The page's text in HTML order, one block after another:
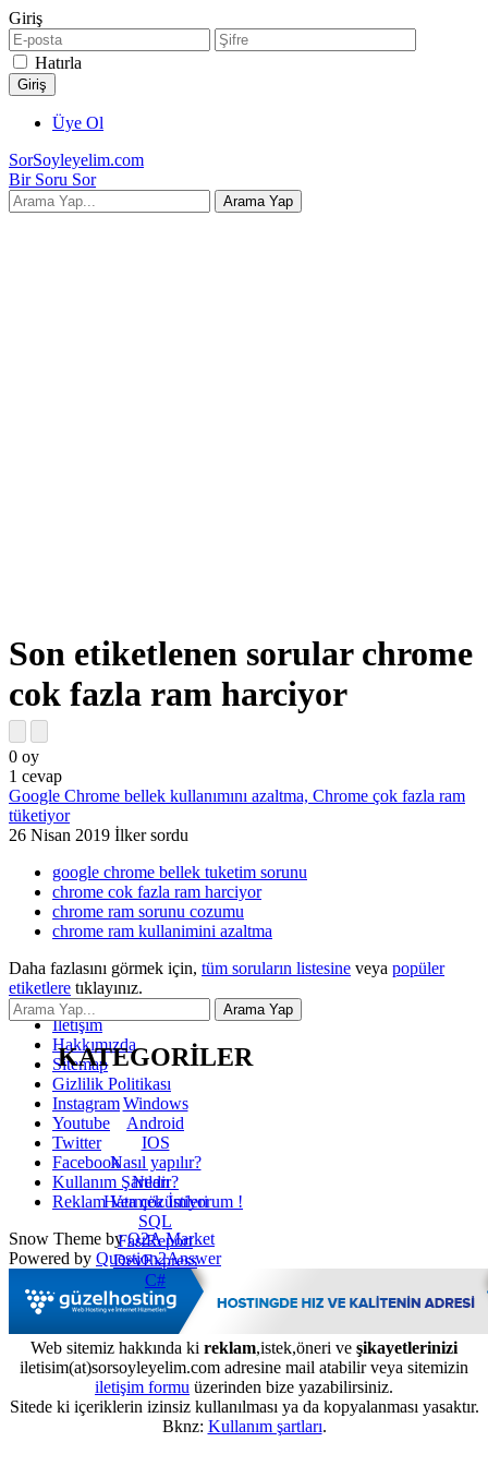
Giriş
Hatırla
Üye Ol
SorSoyleyelim.com
Bir Soru Sor
Son etiketlenen sorular chrome
cok fazla ram harciyor
0 oy
1 cevap
Google Chrome bellek kullanımını azaltma, Chrome çok fazla ram
tüketiyor
26 Nisan 2019 İlker sordu
google chrome bellek tuketim sorunu
chrome cok fazla ram harciyor
chrome ram sorunu cozumu
chrome ram kullanimini azaltma
Daha fazlasını görmek için, tüm soruların listesine veya popüler
etiketlere tıklayınız.
KATEGORİLER
Windows
Android
IOS
Nasıl yapılır?
Nedir?
Hata çözümleri
SQL
FastReport
DevExpress
C#
İletişim
Hakkımızda
Sitemap
Gizlilik Politikası
Instagram
Youtube
Twitter
Facebook
Kullanım Şartları
Reklam Vermek İstiyorum !
Snow Theme byQ2A Market
Powered by Question2Answer
Web sitemiz hakkında ki reklam,istek,öneri ve şikayetlerinizi
iletisim(at)sorsoyleyelim.com adresine mail atabilir veya sitemizin
iletişim formu üzerinden bize yazabilirsiniz.
Sitede ki içeriklerin izinsiz kullanılması ya da kopyalanması yasaktır.
Bknz: Kullanım şartları.